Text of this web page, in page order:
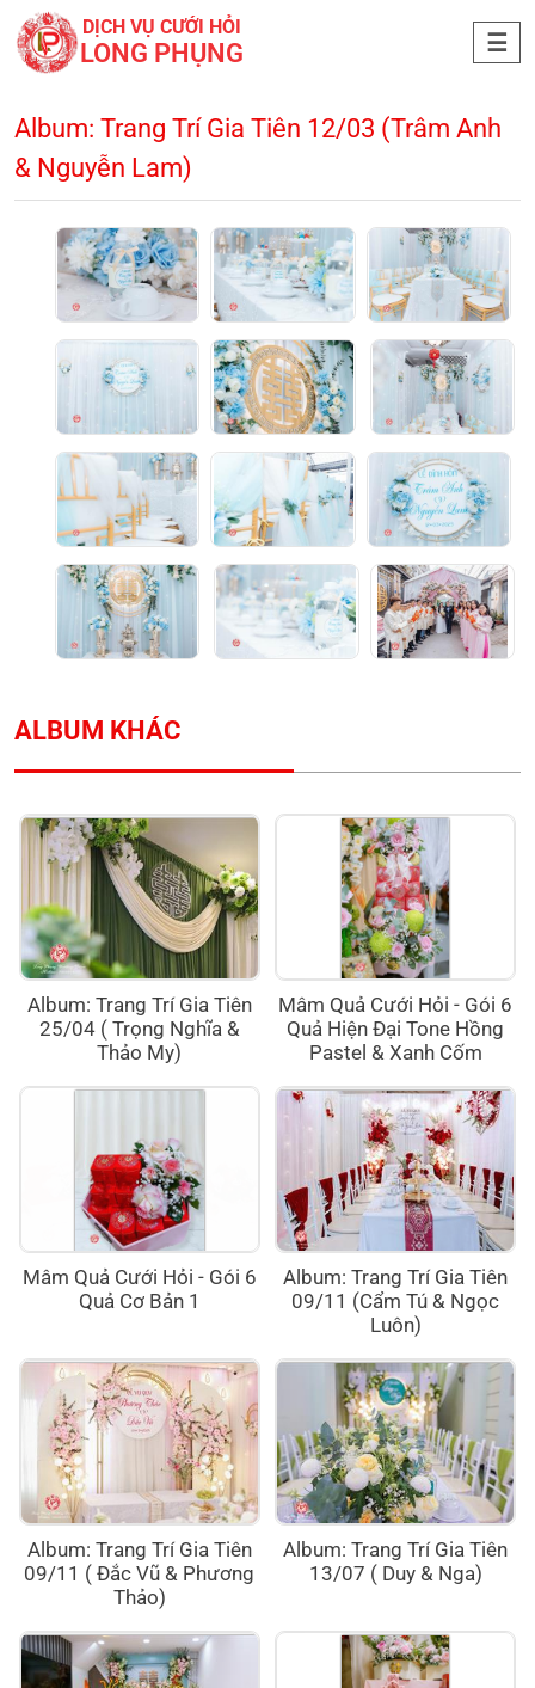
DỊCH VỤ CƯỚI HỎI
LONG PHỤNG
Album: Trang Trí Gia Tiên 12/03 (Trâm Anh
& Nguyễn Lam)
ALBUM KHÁC
Album: Trang Trí Gia Tiên
25/04 ( Trọng Nghĩa &
Thảo My)
Mâm Quả Cưới Hỏi - Gói 6
Quả Hiện Đại Tone Hồng
Pastel & Xanh Cốm
Mâm Quả Cưới Hỏi - Gói 6
Quả Cơ Bản 1
Album: Trang Trí Gia Tiên
09/11 (Cẩm Tú & Ngọc
Luôn)
Album: Trang Trí Gia Tiên
09/11 ( Đắc Vũ & Phương
Thảo)
Album: Trang Trí Gia Tiên
13/07 ( Duy & Nga)